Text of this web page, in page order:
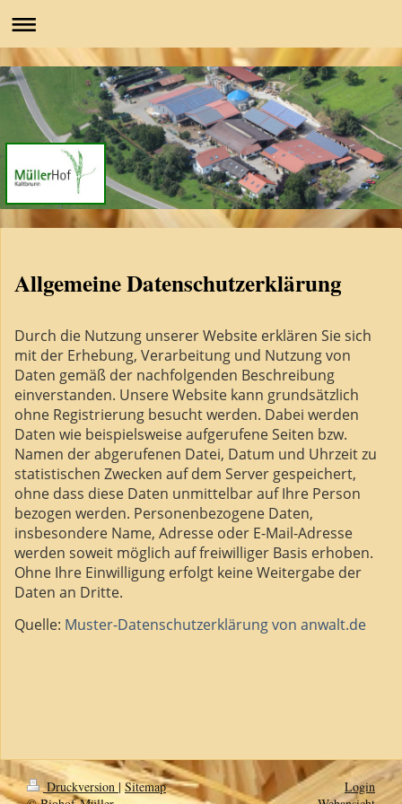
Allgemeine Datenschutzerklärung
Durch die Nutzung unserer Website erklären Sie sich
mit der Erhebung, Verarbeitung und Nutzung von
Daten gemäß der nachfolgenden Beschreibung
einverstanden. Unsere Website kann grundsätzlich
ohne Registrierung besucht werden. Dabei werden
Daten wie beispielsweise aufgerufene Seiten bzw.
Namen der abgerufenen Datei, Datum und Uhrzeit zu
statistischen Zwecken auf dem Server gespeichert,
ohne dass diese Daten unmittelbar auf Ihre Person
bezogen werden. Personenbezogene Daten,
insbesondere Name, Adresse oder E-Mail-Adresse
werden soweit möglich auf freiwilliger Basis erhoben.
Ohne Ihre Einwilligung erfolgt keine Weitergabe der
Daten an Dritte.
Quelle: Muster-Datenschutzerklärung von anwalt.de
Druckversion | Sitemap
Login